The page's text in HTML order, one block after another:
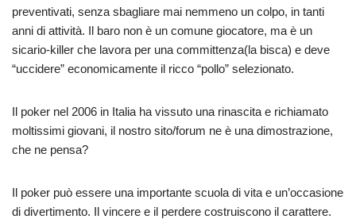
preventivati, senza sbagliare mai nemmeno un colpo, in tanti
anni di attività. Il baro non è un comune giocatore, ma è un
sicario-killer che lavora per una committenza(la bisca) e deve
“uccidere” economicamente il ricco “pollo” selezionato.
Il poker nel 2006 in Italia ha vissuto una rinascita e richiamato
moltissimi giovani, il nostro sito/forum ne è una dimostrazione,
che ne pensa?
Il poker può essere una importante scuola di vita e un’occasione
di divertimento. Il vincere e il perdere costruiscono il carattere.